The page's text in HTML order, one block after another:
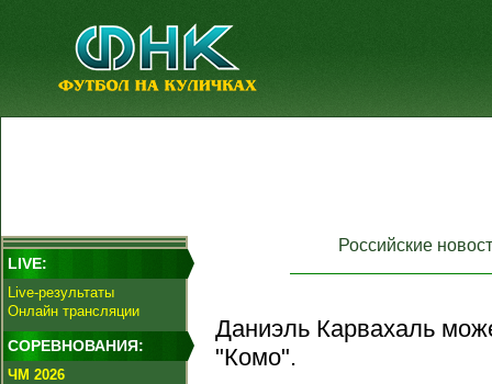
LIVE:
Live-результаты
Онлайн трансляции
СОРЕВНОВАНИЯ:
ЧМ 2026
Российские
Даниэль Карвахаль
"Комо".